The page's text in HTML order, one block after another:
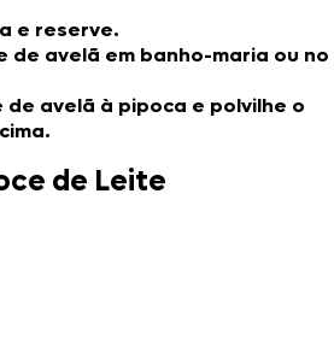
e reserve.
de avelã em banho-maria ou no
de avelã à pipoca e polvilhe o
de Leite